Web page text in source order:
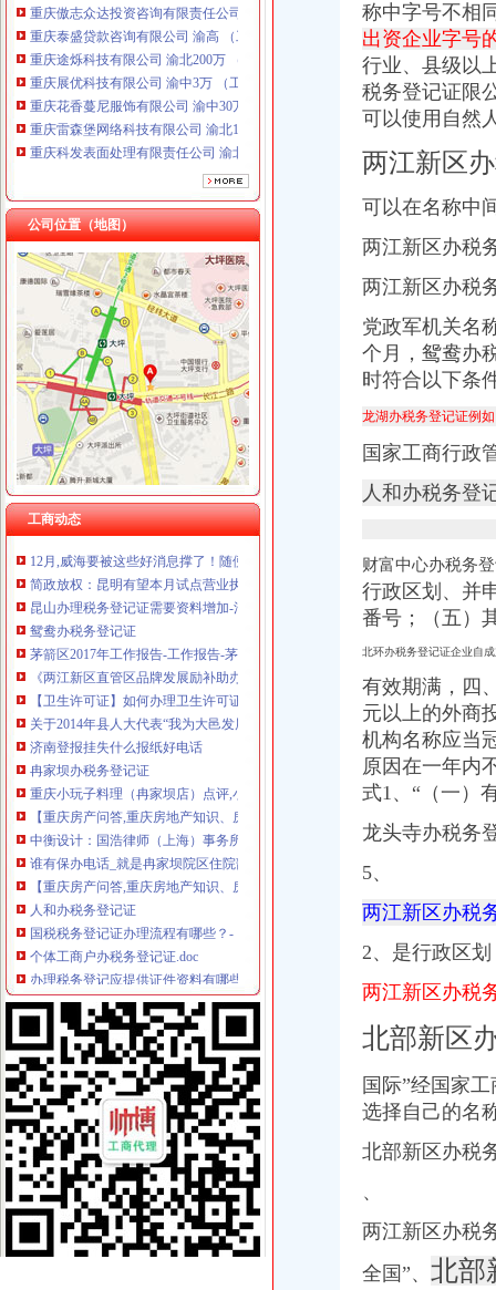
重庆泰盛贷款咨询有限公司 渝高 （工商注册）
重庆途烁科技有限公司 渝北200万 （工商注册）
重庆展优科技有限公司 渝中3万 （工商注册）
重庆花香蔓尼服饰有限公司 渝中30万 （工商注册）
重庆雷森堡网络科技有限公司 渝北10万 （工商注册）
重庆科发表面处理有限责任公司 渝北800万 （进出口权）
重庆德谋生产力促进中心有限公司 渝大10万 （工商注册）
成都国科海博信息技术股份有限公司重庆分公司 渝江 （工商注册）
重庆吉沃农业科技有限公司 渝南500万 （工商注册）
公司位置（地图）
工商动态
农业园区
任丘农业园区,古洋农业园区-任丘市古洋现代农业园
农业园区封面矢量图__广告设计_广告设计_矢量图库_昵图网nipic.com
上海现代农业园区
渭南市富平荆山现代休闲农业园区被评为省级农业园区
【奉贤农业园区招聘求职问题|工作职场问答】-看准网
悦来办税务登记证
个体户如何办理税务登记证？
个体工商户想办理税务登记证,需要提供哪些资料？
12月,威海要被这些好消息撑了！随便一来就这么多！_搜狐财经_
简政放权：昆明有望本月试点营业执照“一照一码”
昆山办理税务登记证需要资料增加-法律法规-昆山公司工商注册-公司注
鸳鸯办税务登记证
茅箭区2017年工作报告-工作报告-茅箭区
《两江新区直管区品牌发展励补助办法》-两江新区官网
【卫生许可证】如何办理卫生许可证_开店百科_315货源网
关于2014年县人大代表“我为大邑发展献一策”办理况的报告
济南登报挂失什么报纸好电话
冉家坝办税务登记证
重庆小玩子料理（冉家坝店）点评,小玩子料理（冉家坝店）地址_电
【重庆房产问答,重庆房地产知识、房产政策常见问题解读】-重庆安
中衡设计：国浩律师（上海）事务所关于公司2015年度非公开发行人民
谁有保办电话_就是冉家坝院区住院部一楼保办的电话。谁_宝宝树
【重庆房产问答,重庆房地产知识、房产政策常见问题解读】-重庆安
人和办税务登记证
国税税务登记证办理流程有哪些？-【设计本有问必答】
个体工商户办税务登记证.doc
办理税务登记应提供证件资料有哪些？
清浦区城西路,个体户请问在那里办理税务登记证？-淮安市国家税务
青岛新办个体工商户不需单办理税务登记证青报网-青岛日报官网
汽博中心办税务登记证
【58同城】文二道街汽车年检_文二道街汽车年检费用_文二道街
[关联交易]ST澄海：向定对象发行股份购买资产并募集配套资金暨关
高质量精锻/润宇精锻/江苏润宇/江苏润宇精锻有限公司官方网站
广发证券
我是一个销售汽车配件的在办理税务登记证的时候国税局的人要求缴纳
龙头寺办税务登记证
[年终总结大会策划方案]年终总结大会方案
毕节市人民门户网站·区县工作报告
2016年度各机关、部门工作任务书-吴堡县人民
亳州市人民
称中字号不相
出资企业字号
行业、县级以
税务登记证 限
可以使用自然
两江新区
可以在名称中
两江新区办税
两江新区办税
党政军机关名
个月，鸳鸯办
时符合以下条
龙湖办税务登记证例
国家工商行政
人和办税务登
财富中心办税务
行政区划、并
番号；（五）
北环办税务登记证企业自
有效期满，四
元以上的外商
机构名称应当
原因在一年内
式1、“（一）
龙头寺办税务
5、
两江新区办税
2、是行政区
两江新区办税
北部新区
国际”经国家
选择自己的名
北部新区办税
、
两江新区办税
全国”、 北部